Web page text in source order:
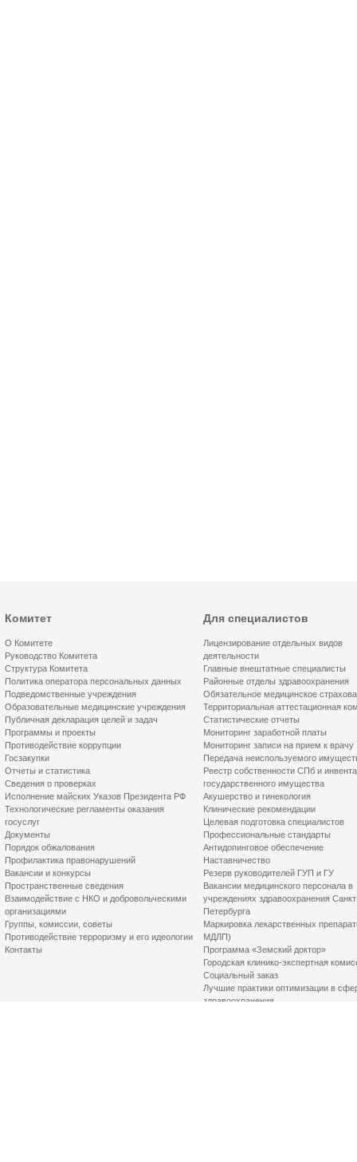
Комитет
О Комитете
Руководство Комитета
Структура Комитета
Политика оператора персональных данных
Подведомственные учреждения
Образовательные медицинские учреждения
Публичная декларация целей и задач
Программы и проекты
Противодействие коррупции
Госзакупки
Отчеты и статистика
Сведения о проверках
Исполнение майских Указов Президента РФ
Технологические регламенты оказания
госуслуг
Документы
Порядок обжалования
Профилактика правонарушений
Вакансии и конкурсы
Пространственные сведения
Взаимодействие с НКО и добровольческими
организациями
Группы, комиссии, советы
Противодействие терроризму и его идеологии
Контакты
Для специалистов
Лицензирование отдельных видов
деятельности
Главные внештатные специалисты
Районные отделы здравоохранения
Обязательное медицинское
Территориальная аттестационная
Статистические отчеты
Мониторинг заработной платы
Мониторинг записи на прием к врачу
Передача неиспользуемого
Реестр собственности СПб и
государственного имущества
Акушерство и гинекология
Клинические рекомендации
Целевая подготовка специалистов
Профессиональные стандарты
Антидопинговое обеспечение
Наставничество
Резерв руководителей ГУП и ГУ
Вакансии медицинского персонала в
учреждениях здравоохранения
Петербурга
Маркировка лекарственных
МДЛП)
Программа «Земский доктор»
Городская клинико-экспертная
Социальный заказ
Лучшие практики оптимизации в
здравоохранения